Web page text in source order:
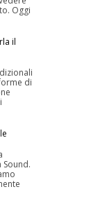
Oggi
il
di
Sound.